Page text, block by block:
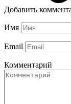
Добавить
Имя
Email
Комментарий